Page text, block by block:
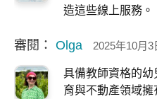
造這些線上服務。
審閱： Olga 2025年10月3
具備教師資格的
育與不動產領域擁